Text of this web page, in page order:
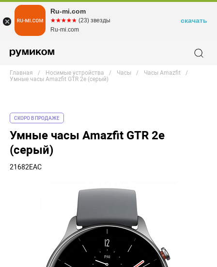
Главная Носимые устройства Часы
Часы Amazfit
Умные часы Amazfit GTR 2e (серый)
СКОРО В ПРОДАЖЕ
Умные часы Amazfit GTR 2e
(серый)
21682EAC
Ru-mi.com
☆☆☆☆☆
★★★★★ (23) звезды
Ru-mi.com
скачать